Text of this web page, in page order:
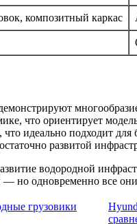
композитный каркас
что ориентирует
идеально подходит для
развитой
водородной
но одновременно все
грузовики